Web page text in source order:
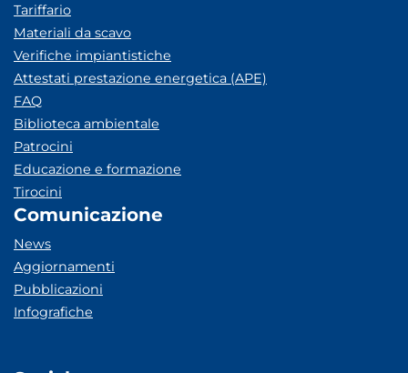
Tariffario
Materiali da scavo
Verifiche impiantistiche
Attestati prestazione energetica (APE)
FAQ
Biblioteca ambientale
Patrocini
Educazione e formazione
Tirocini
Comunicazione
News
Aggiornamenti
Pubblicazioni
Infografiche